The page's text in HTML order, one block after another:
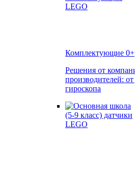
Комплектующие 0+
Решения от
производителей:
гироскопа